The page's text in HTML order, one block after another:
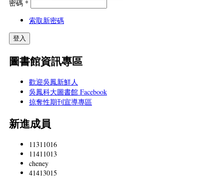
密碼 *
索取新密碼
圖書館資訊專區
歡迎吳鳳新鮮人
吳鳳科大圖書館 Facebook
掠奪性期刊宣導專區
新進成員
11311016
11411013
cheney
41413015